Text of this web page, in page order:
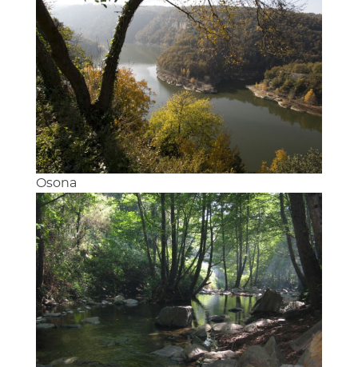
Osona